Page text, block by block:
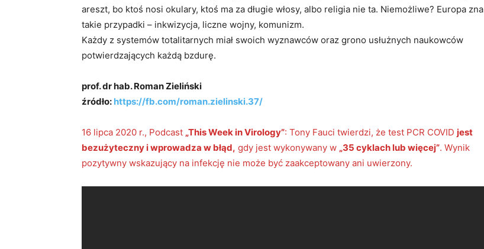
areszt, bo ktoś nosi okulary, ktoś ma za długie włosy, albo religia nie ta. Niemożliwe? Europa zna
takie przypadki – inkwizycja, liczne wojny, komunizm.
Każdy z systemów totalitarnych miał swoich wyznawców oraz grono usłużnych naukowców
potwierdzających każdą bzdurę.
prof. dr hab. Roman Zieliński
źródło: https://fb.com/roman.zielinski.37/
16 lipca 2020 r., Podcast „This Week in Virology”: Tony Fauci twierdzi, że test PCR COVID jest
bezużyteczny i wprowadza w błąd, gdy jest wykonywany w „35 cyklach lub więcej”. Wynik
pozytywny wskazujący na infekcję nie może być zaakceptowany ani uwierzony.